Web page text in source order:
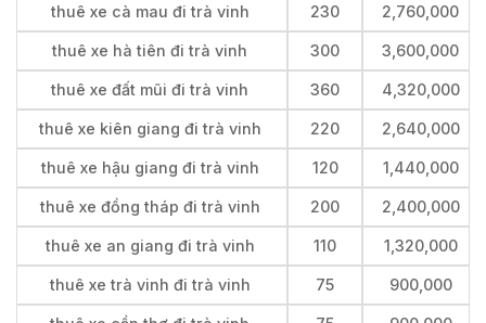
thuê xe cà mau đi trà vinh 230 2,760,000
thuê xe hà tiên đi trà vinh 300 3,600,000
thuê xe đất mũi đi trà vinh 360 4,320,000
thuê xe kiên giang đi trà vinh 220 2,640,000
thuê xe hậu giang đi trà vinh 120 1,440,000
thuê xe đồng tháp đi trà vinh 200 2,400,000
thuê xe an giang đi trà vinh 110 1,320,000
thuê xe trà vinh đi trà vinh 75 900,000